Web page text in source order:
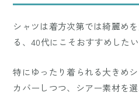
シャツは着方次第では綺麗め
る、40代にこそおすすめしたい
特にゆったり着られる大きめ
カバーしつつ、シアー素材を